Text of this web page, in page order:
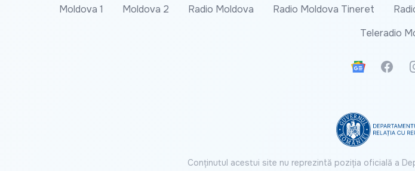
Moldova 1 Moldova 2 Radio Moldova Radio Moldova Tineret
Teleradio
Google News
Conținutul acestui site nu reprezintă poziția oficială a